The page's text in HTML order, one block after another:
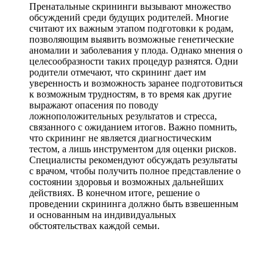
Пренатальные скрининги вызывают множество
обсуждений среди будущих родителей. Многие
считают их важным этапом подготовки к родам,
позволяющим выявить возможные генетические
аномалии и заболевания у плода. Однако мнения о
целесообразности таких процедур разнятся. Одни
родители отмечают, что скрининг дает им
уверенность и возможность заранее подготовиться
к возможным трудностям, в то время как другие
выражают опасения по поводу
ложноположительных результатов и стресса,
связанного с ожиданием итогов. Важно помнить,
что скрининг не является диагностическим
тестом, а лишь инструментом для оценки рисков.
Специалисты рекомендуют обсуждать результаты
с врачом, чтобы получить полное представление о
состоянии здоровья и возможных дальнейших
действиях. В конечном итоге, решение о
проведении скрининга должно быть взвешенным
и основанным на индивидуальных
обстоятельствах каждой семьи.